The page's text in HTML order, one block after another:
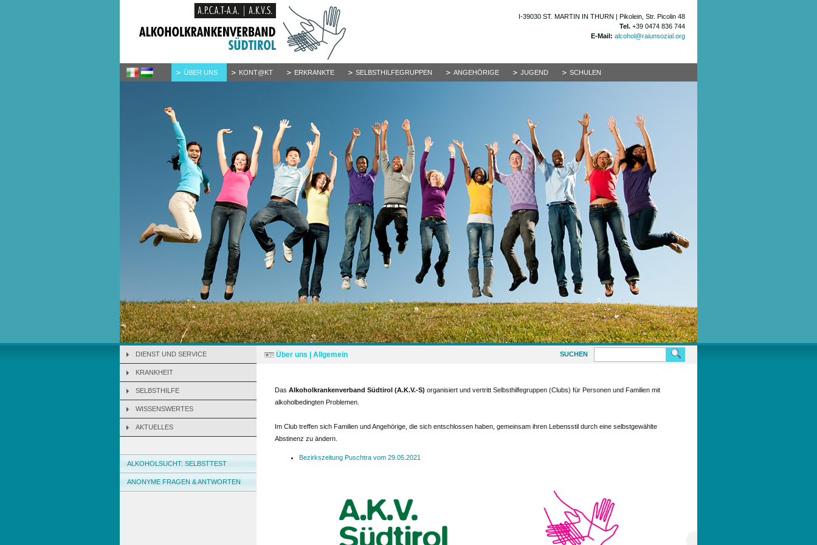
ÜBER UNS KONT@KT ERKRANKTE SELBSTHILFEGRUPPEN ANGEHÖRIGE JUGEND SCHULEN
I-39030 ST. MARTIN IN THURN | Pikolein, Str. Picolin 48
Tel. +39 0474 836 744
E-Mail: alcohol@raiunsozial.org
SUCHEN
Über uns | Allgemein
DIENST UND SERVICE
KRANKHEIT
SELBSTHILFE
WISSENSWERTES
AKTUELLES
ALKOHOLSUCHT: SELBSTTEST
ANONYME FRAGEN & ANTWORTEN
Das Alkoholkrankenverband Südtirol (A.K.V.-S) organisiert und vertritt Selbsthilfegruppen (Clubs) für Personen und Familien mit
alkoholbedingten Problemen.
Im Club treffen sich Familien und Angehörige, die sich entschlossen haben, gemeinsam ihren Lebensstil durch eine selbstgewählte
Abstinenz zu ändern.
Bezirkszeitung Puschtra vom 29.05.2021